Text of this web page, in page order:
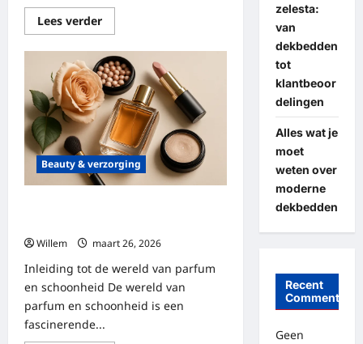
Lees verderLees
meer
Alles
wat
je
moet
weten
over
ibood
Beauty & verzorging
Willem
maart 26, 2026
Inleiding tot de wereld van parfum
en schoonheid De wereld van
parfum en schoonheid is een
fascinerende...
zelesta:
van
dekbedden
tot
klantbeoor
delingen
Alles wat je
moet
weten over
moderne
dekbedden
Recent
Comments
Geen